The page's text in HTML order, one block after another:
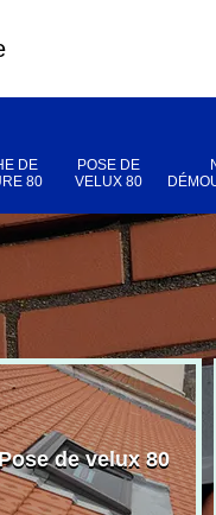
DE
80
POSE DE
VELUX 80
de velux 80